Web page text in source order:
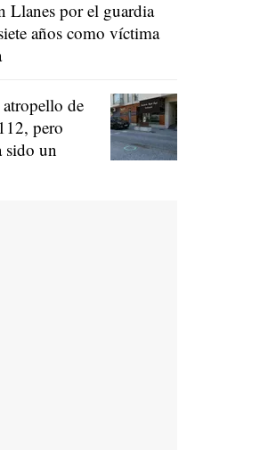
Llanes por el guardia
años como víctima
de
pero
sido un